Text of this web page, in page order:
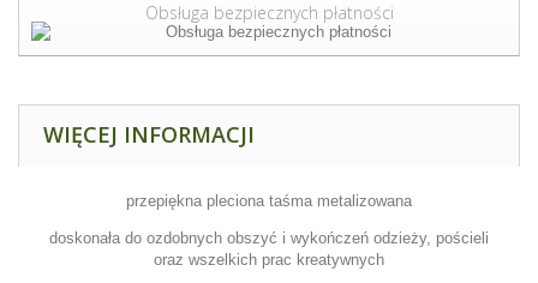
Obsługa bezpiecznych płatności
WIĘCEJ INFORMACJI
przepiękna pleciona taśma metalizowana
doskonała do ozdobnych obszyć i wykończeń odzieży, pościeli
oraz wszelkich prac kreatywnych